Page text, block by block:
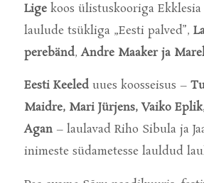
Ligekoos ülistuskooriga
laulude tsükliga „Eesti palved”,
perebänd,Andre Maaker ja
Eesti Keeleduues koosseisus –
Maidre, Mari Jürjens, Vaiko
Agan– laulavad Riho Sibula ja
inimeste südametesse lauldud